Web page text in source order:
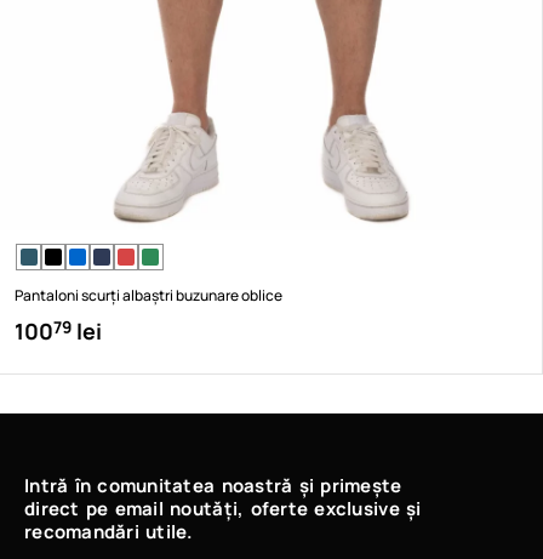
Pantaloni scurți albaștri buzunare oblice
10079 lei
Intră în comunitatea noastră și primește
direct pe email noutăți, oferte exclusive și
recomandări utile.